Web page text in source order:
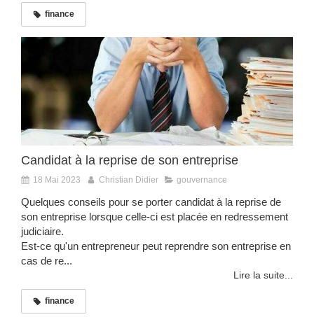
finance
Candidat à la reprise de son entreprise
18 Mai 2023 Christian Didier gouvernance
Quelques conseils pour se porter candidat à la reprise de
son entreprise lorsque celle-ci est placée en redressement
judiciaire.
Est-ce qu'un entrepreneur peut reprendre son entreprise en
cas de re...
Lire la suite...
finance